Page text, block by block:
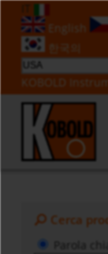
English
한국의
KOBOLD
Cerca